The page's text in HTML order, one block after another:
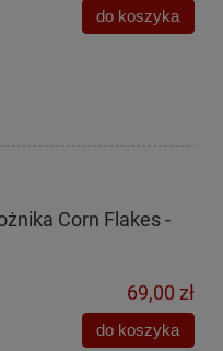
do koszyka
Corn Flakes -
69,00 zł
do koszyka